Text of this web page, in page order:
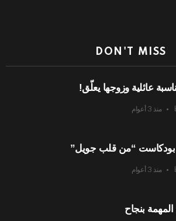
DON'T MISS
عائلية وزوجها يعلّق!
منذ 3 أعوام
بودكاست “من قلب جويل”
منذ 3 أعوام
بنجاح